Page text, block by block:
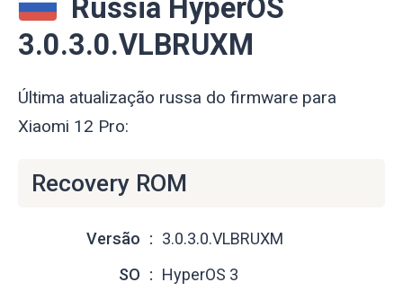
Rússia HyperOS
3.0.3.0.VLBRUXM
Última atualização russa do firmware para
Xiaomi 12 Pro:
Recovery ROM
Versão
3.0.3.0.VLBRUXM
SO
HyperOS 3